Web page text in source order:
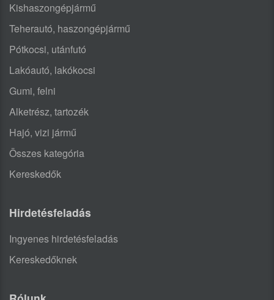
Kishaszongépjármű
Teherautó, haszongépjármű
Pótkocsi, utánfutó
Lakóautó, lakókocsi
Gumi, felni
Alketrész, tartozék
Hajó, vizi jármű
Összes kategória
Kereskedők
Hirdetésfeladás
Ingyenes hirdetésfeladás
Kereskedőknek